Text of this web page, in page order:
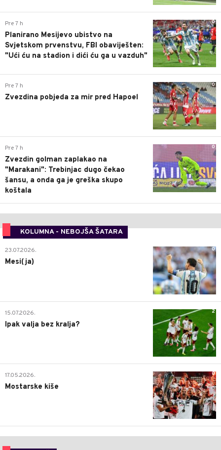
0
Pre 7 h
Planirano Mesijevo ubistvo na
Svjetskom prvenstvu, FBI obaviješten:
"Ući ću na stadion i dići ću ga u vazduh"
0
Pre 7 h
Zvezdina pobjeda za mir pred Hapoel
0
Pre 7 h
Zvezdin golman zaplakao na
"Marakani": Trebinjac dugo čekao
šansu, a onda ga je greška skupo
koštala
KOLUMNA - NEBOJŠA ŠATARA
0
23.07.2026.
Mesi(ja)
2
15.07.2026.
Ipak valja bez kralja?
0
17.05.2026.
Mostarske kiše